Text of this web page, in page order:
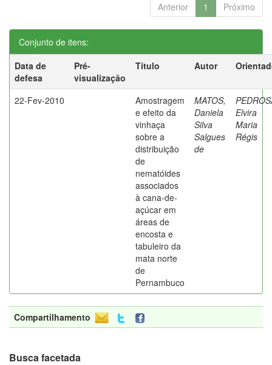
Anterior 1 Próximo
Conjunto de itens:
Data de
defesa
Pré-
visualização
Título Autor
22-Fev-2010
Amostragem
e efeito da
vinhaça
sobre a
distribuição
de
nematóides
associados
à cana-de-
açúcar em
áreas de
encosta e
tabuleiro da
mata norte
de
Pernambuco
MATOS,
Daniela
Silva
Salgues
de
Elvira
Maria
Régis
Compartilhamento
Busca facetada